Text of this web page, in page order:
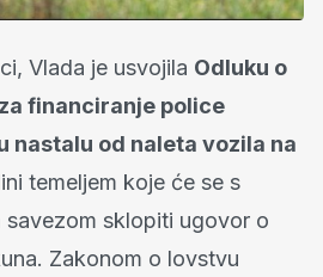
Vlada je usvojila Odluku o
financiranje police
nastalu od naleta vozila na
temeljem koje će se s
sklopiti ugovor o
Zakonom o lovstvu